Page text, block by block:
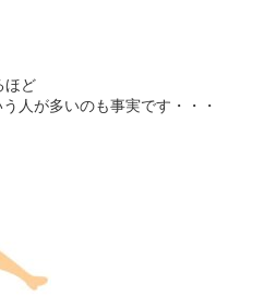
ほど
う人が多いのも事実です・・・